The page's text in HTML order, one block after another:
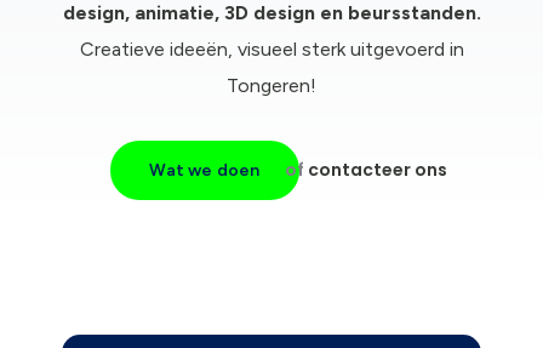
design, animatie, 3D design en beursstanden.
Creatieve ideeën, visueel sterk uitgevoerd in
Tongeren!
Wat we doen of contacteer ons